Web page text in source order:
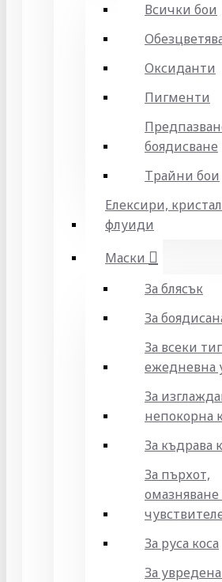
Всички бои
Оксиданти
Пигменти
боядисване
Трайни бои
Елексири,
флуиди
Маски
За блясък
За
За всеки
ежедневна
За
непокорна
За къдрава
За пърхот,
омазняване
За руса коса
За